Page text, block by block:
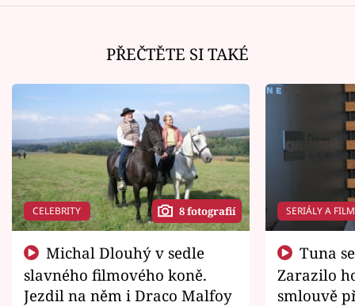
PŘEČTĚTE SI TAKÉ
CELEBRITY 8 fotografií
slavného filmového koně.
Jezdil na něm i Draco Malfoy
SERIÁLY A
Zarazilo
smlouvě